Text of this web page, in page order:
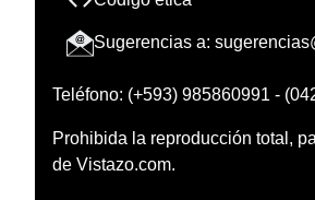
Sugerencias a:
Teléfono: (+593) 985860991 -
Prohibida la reproducción total,
de Vistazo.com.